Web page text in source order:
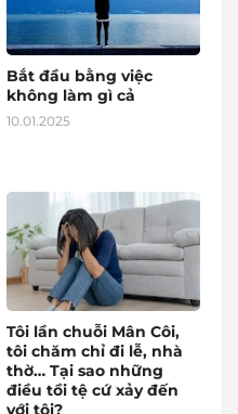
Bắt đầu bằng việc
không làm gì cả
10.01.2025
Tôi lần chuỗi Mân Côi,
tôi chăm chỉ đi lễ, nhà
thờ… Tại sao những
điều tồi tệ cứ xảy đến
với tôi?